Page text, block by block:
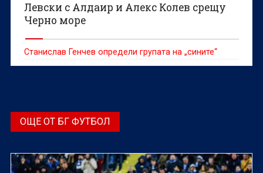
Левски с Алдаир и Алекс Колев срещу
Черно море
Станислав Генчев определи групата на „сините“
ОЩЕ ОТ БГ ФУТБОЛ